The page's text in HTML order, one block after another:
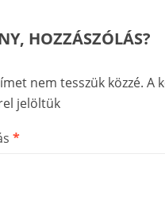
HOZZÁSZÓLÁS?
nem tesszük közzé. A
jelöltük
*